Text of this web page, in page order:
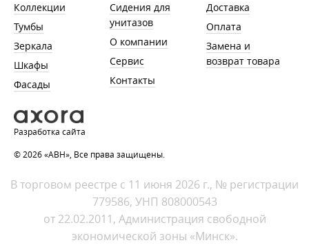
Коллекции
Тумбы
Зеркала
Шкафы
Фасады
Сидения для
унитазов
О компании
Сервис
Контакты
Доставка
Оплата
Замена и
возврат товара
Разработка сайта
© 2026 «АВН», Все права защищены.
В торговом реестре с 11 июня 2026 г., № регистрации
779586, УНП 808000543
от 22.02.2011, Администрация свободной
экономической зоны «Минск».